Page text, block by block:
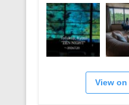
View